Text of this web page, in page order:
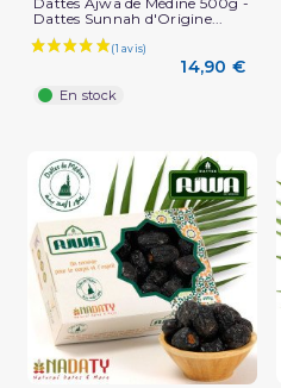
Dattes Sunnah d'Origine...
14,90 €
En stock